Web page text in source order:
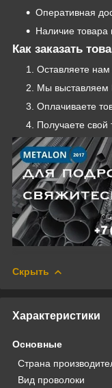
Оперативная
Наличие товара
Как заказать
Оставляете нам
Мы выставляем
Оплачиваете
Получаете свой
Скрыть
Характеристики
Основные
Страна
Вид проволоки